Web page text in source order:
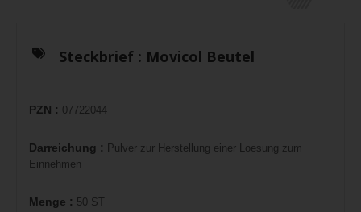
Steckbrief : Movicol Beutel
PZN : 07722044
Darreichung : Pulver zur Herstellung einer Loesung zum
Einnehmen
Menge : 50 ST